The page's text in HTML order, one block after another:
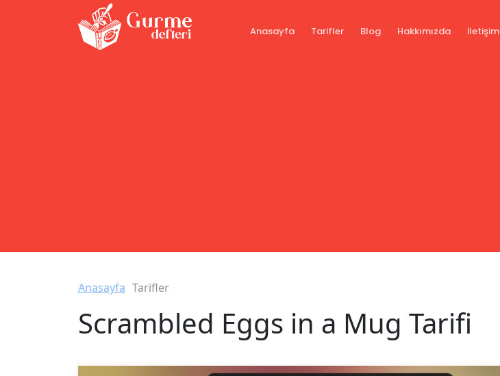
Anasayfa Tarifler Blog Hakkımızda İletişim
Anasayfa Tarifler
Scrambled Eggs in a Mug Tarifi